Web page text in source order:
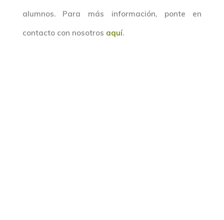
alumnos. Para más información, ponte en
contacto con nosotros aquí.